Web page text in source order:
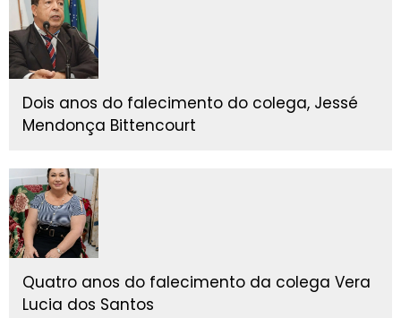
Dois anos do falecimento do colega, Jessé
Mendonça Bittencourt
Quatro anos do falecimento da colega Vera
Lucia dos Santos